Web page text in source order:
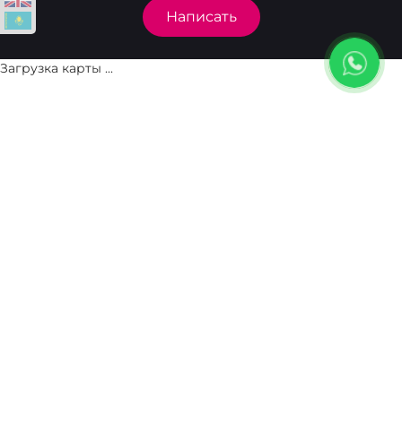
Написать
Загрузка карты ...